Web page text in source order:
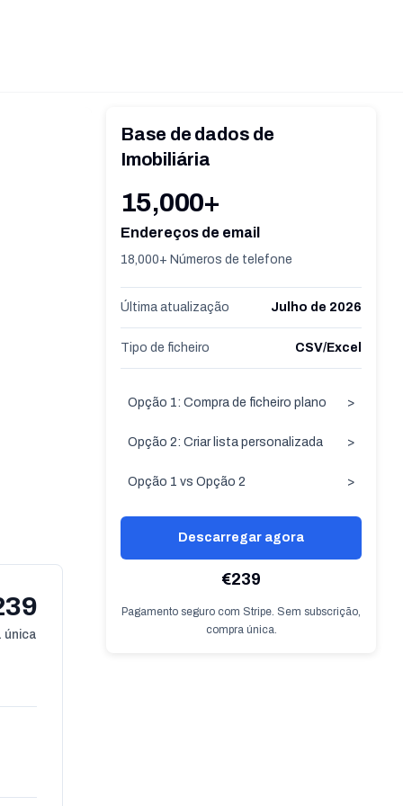
única
Base de dados de
Imobiliária
15,000+
Endereços de email
18,000+ Números de telefone
Última atualização Julho de 2026
Tipo de ficheiro CSV/Excel
Opção 1: Compra de ficheiro plano >
Opção 2: Criar lista personalizada >
Opção 1 vs Opção 2 >
Descarregar agora
€239
Pagamento seguro com Stripe. Sem subscrição,
compra única.